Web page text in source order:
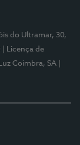
do Ultramar, 30,
| Licença de
Coimbra, SA